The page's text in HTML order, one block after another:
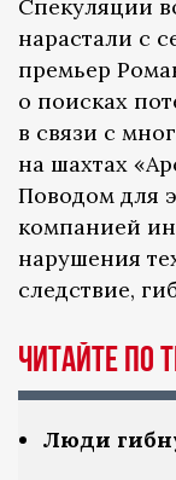
Спекуляции
нарастали с
премьер
о поисках
в связи с
на шахтах
Поводом для
компанией
нарушения
следствие,
ЧИТАЙТЕ ПО
Люди